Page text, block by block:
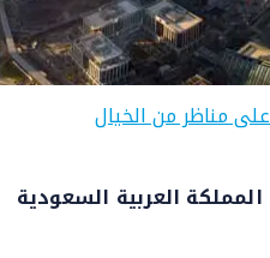
مناظر من الخيال
العربية السعودية